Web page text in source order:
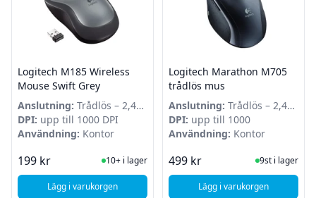
Logitech M185 Wireless
Mouse Swift Grey
Anslutning: Trådlös – 2,4
GHz
DPI: upp till 1000 DPI
Användning: Kontor
199 kr I Lager
10+ i lager
Lägg i varukorgen, Logitech M185 Wireless Mouse Swift Grey
Logitech Marathon M705
trådlös mus
Anslutning: Trådlös – 2,4
GHz
DPI: upp till 1000
Användning: Kontor
499 kr I Lager
9st i lager
Lägg i varukorgen, Logitech Marathon